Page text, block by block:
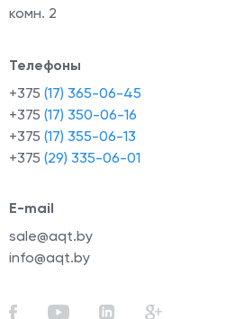
комн. 2
Телефоны
+375 (17) 365-06-45
+375 (17) 350-06-16
+375 (17) 355-06-13
+375 (29) 335-06-01
E-mail
sale@aqt.by
info@aqt.by